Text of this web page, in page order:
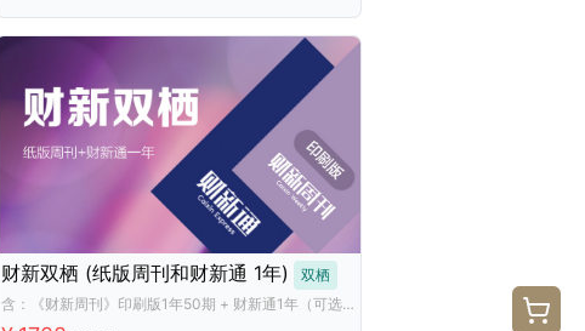
财新双栖 (纸版周刊和财新通 1年)
双栖
含：《财新周刊》印刷版1年50期 + 财新通1年（可选自动开通或兑换码）